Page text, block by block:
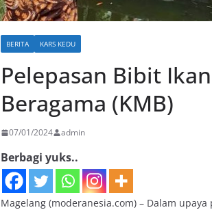
BERITA KARS KEDU
Pelepasan Bibit
Beragama (KMB)
07/01/2024 admin
Berbagi yuks..
Magelang (moderanesia.com) – Dalam